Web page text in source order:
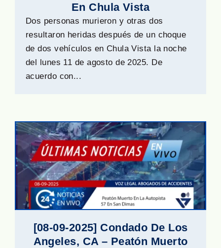
En Chula Vista
Dos personas murieron y otras dos
resultaron heridas después de un choque
de dos vehículos en Chula Vista la noche
del lunes 11 de agosto de 2025. De
acuerdo con...
[08-09-2025] Condado De Los
Angeles, CA – Peatón Muerto